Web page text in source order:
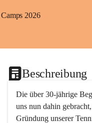
Camps 2026
Beschreibung
Die über 30-jährige
uns nun dahin
Gründung unserer